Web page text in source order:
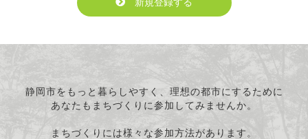
条例で定める活動
新規登録する
静岡市をもっと暮らしやすく、理想の都市にするために
あなたもまちづくりに参加してみませんか。
まちづくりには様々な参加方法があります。